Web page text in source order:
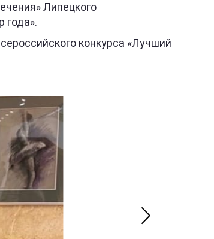
Липецкого
года».
конкурса «Лучший